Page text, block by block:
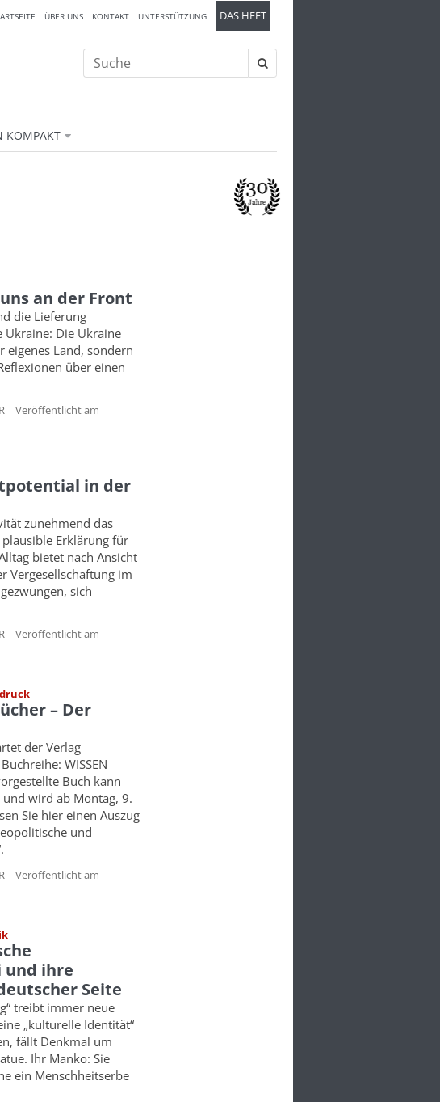
KOMPAKT
ÜBER UNS KONTAKT UNTERSTÜTZUNG DAS HEFT
Suche
nach:
an der Front
die Lieferung
Ukraine: Die Ukraine
eigenes Land, sondern
über einen
| Veröffentlicht am
in der
zunehmend das
plausible Erklärung für
bietet nach Ansicht
Vergesellschaftung im
sich
| Veröffentlicht am
– Der
der Verlag
WISSEN
Buch kann
wird ab Montag, 9.
Sie hier einen Auszug
und
| Veröffentlicht am
ihre
Seite
treibt immer neue
„kulturelle Identität“
fällt Denkmal um
Ihr Manko: Sie
ein Menschheitserbe